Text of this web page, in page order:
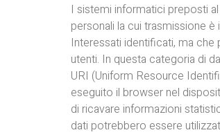
I sistemi informatici preposti
personali la cui trasmissione
Interessati identificati, ma
utenti. In questa categoria di
URI (Uniform Resource
eseguito il browser nel
di ricavare informazioni
dati potrebbero essere